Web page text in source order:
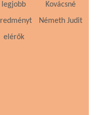
legjobb
elérők
Kovácsné
Németh Judit